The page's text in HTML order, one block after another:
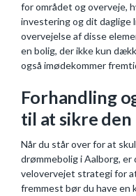
for området og overveje,
investering og dit daglige
overvejelse af disse
en bolig, der ikke kun
også imødekommer
Forhandling
til at sikre
Når du står over for at
drømmebolig i Aalborg,
velovervejet strategi for
fremmest bør du have en